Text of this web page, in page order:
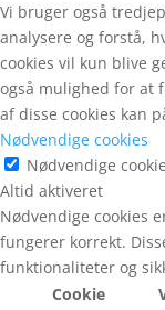
Vi bruger også
analysere og forstå,
cookies vil kun blive
også mulighed for at
af disse cookies kan
Nødvendige cookies
Nødvendige
Altid aktiveret
Nødvendige cookies
fungerer korrekt.
funktionaliteter og
Cookie